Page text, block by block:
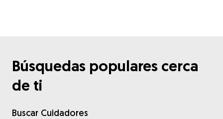
Búsquedas populares cerca
de ti
Buscar Cuidadores